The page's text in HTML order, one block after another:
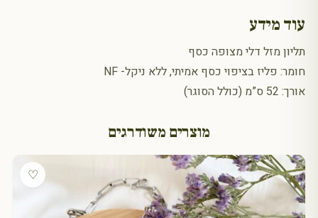
עוד מידע
תליון מזל דלי מצופה כסף
חומר: פליז בציפוי כסף אמיתי, ללא ניקל- NF
אורך: 52 ס”מ (כולל הסוגר)
מוצרים משודרגים
♡